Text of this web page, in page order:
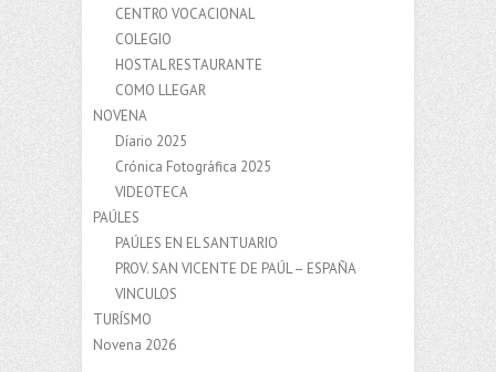
CENTRO VOCACIONAL
COLEGIO
HOSTAL RESTAURANTE
COMO LLEGAR
NOVENA
Díario 2025
Crónica Fotográfica 2025
VIDEOTECA
PAÚLES
PAÚLES EN EL SANTUARIO
PROV. SAN VICENTE DE PAÚL – ESPAÑA
VINCULOS
TURÍSMO
Novena 2026